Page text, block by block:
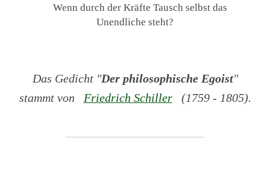
Wenn durch der Kräfte Tausch selbst das
Unendliche steht?
Das Gedicht "Der philosophische Egoist"
stammt von
Friedrich Schiller(1759 - 1805).